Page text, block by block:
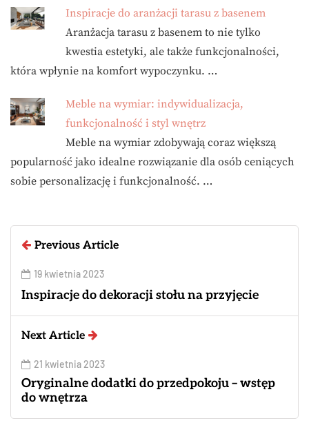
Inspiracje do aranżacji tarasu z basenem
Aranżacja tarasu z basenem to nie tylko
kwestia estetyki, ale także funkcjonalności,
która wpłynie na komfort wypoczynku. …
Meble na wymiar: indywidualizacja,
funkcjonalność i styl wnętrz
Meble na wymiar zdobywają coraz większą
popularność jako idealne rozwiązanie dla osób ceniących
sobie personalizację i funkcjonalność. …
Previous Article
19 kwietnia 2023
Inspiracje do dekoracji stołu na przyjęcie
Next Article
21 kwietnia 2023
Oryginalne dodatki do przedpokoju – wstęp
do wnętrza